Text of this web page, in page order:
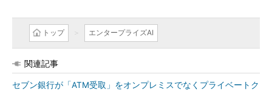
トップ エンタープライズAI
関連記事
セブン銀行が「ATM受取」をオンプレミスでなくプライベートク